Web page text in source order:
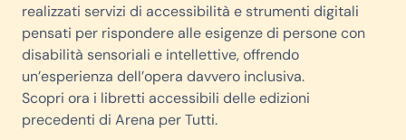
realizzati servizi di accessibilità e strumenti digitali
pensati per rispondere alle esigenze di persone con
disabilità sensoriali e intellettive, offrendo
un’esperienza dell’opera davvero inclusiva.
Scopri ora i libretti accessibili delle edizioni
precedenti di Arena per Tutti.